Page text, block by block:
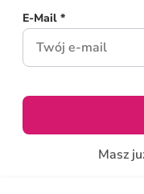
E-Mail *
Masz